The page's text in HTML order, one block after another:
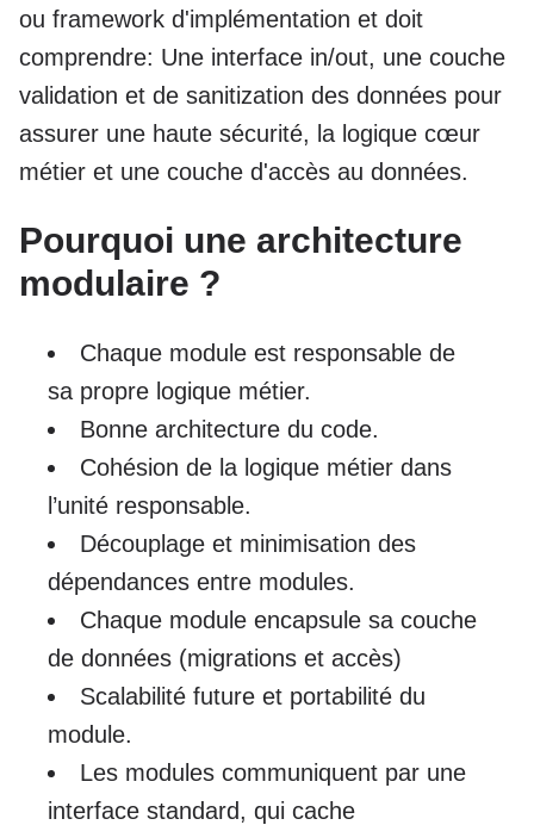
ou framework d'implémentation et doit
comprendre: Une interface in/out, une couche
validation et de sanitization des données pour
assurer une haute sécurité, la logique cœur
métier et une couche d'accès au données.
Pourquoi une architecture
modulaire ?
Chaque module est responsable de
sa propre logique métier.
Bonne architecture du code.
Cohésion de la logique métier dans
l’unité responsable.
Découplage et minimisation des
dépendances entre modules.
Chaque module encapsule sa couche
de données (migrations et accès)
Scalabilité future et portabilité du
module.
Les modules communiquent par une
interface standard, qui cache